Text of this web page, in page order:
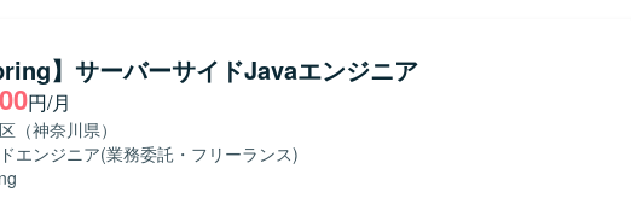
、Jira、Miro、GitHub等のツールを利用しております。
バーと円滑にコミュニケーションを取り、品質と生産性の両立を意識して取り
ロントエンドとバックエンドの双方に関わ
Webアプリケーション開発のスキルを幅広く習得・強化できる環境です。詳細
まで一連の工程に携わることで、上流から下流までの実務経験を積むことがで
開発環境です。LinuxサーバーおよびApacheを利用した環境での開発を行いま
】サーバーサイドJavaエンジニア
円/月
（神奈川県）
エンジニア(業務委託・フリーランス)